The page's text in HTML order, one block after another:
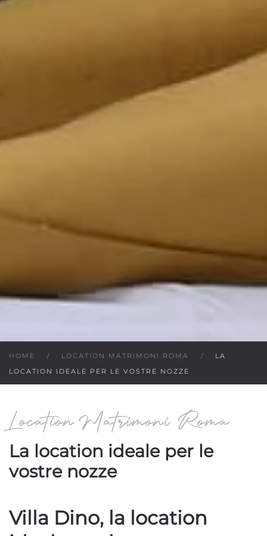
HOME LOCATION MATRIMONI ROMA
LA
LOCATION IDEALE PER LE VOSTRE NOZZE
Location Matrimoni Roma
La location ideale per le
vostre nozze
Villa Dino, la location